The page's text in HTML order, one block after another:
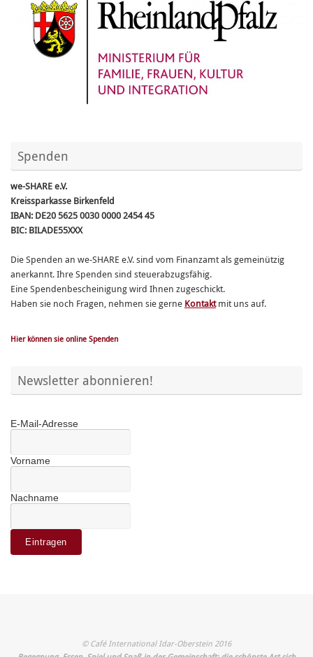
Spenden
we-SHARE e.V.
Kreissparkasse Birkenfeld
IBAN: DE20 5625 0030 0000 2454 45
BIC: BILADE55XXX
Die Spenden an we-SHARE e.V. sind vom Finanzamt als gemeinützig
anerkannt. Ihre Spenden sind steuerabzugsfähig.
Eine Spendenbescheinigung wird Ihnen zugeschickt.
Haben sie noch Fragen, nehmen sie gerne Kontaktmit uns auf.
Hier können sie online Spenden
Newsletter abonnieren!
E-Mail-Adresse
Vorname
Nachname
© Café International Idar-Oberstein 2016